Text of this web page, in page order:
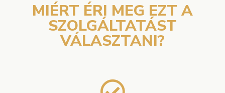
MIÉRT ÉRI MEG EZT A
SZOLGÁLTATÁST
VÁLASZTANI?